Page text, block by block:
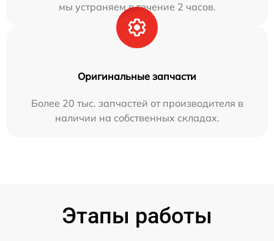
мы устраняем в течение 2 часов.
Оригинальные запчасти
Более 20 тыс. запчастей от производителя в
наличии на собственных складах.
Этапы работы